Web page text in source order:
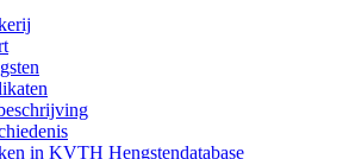
in KVTH Hengstendatabase